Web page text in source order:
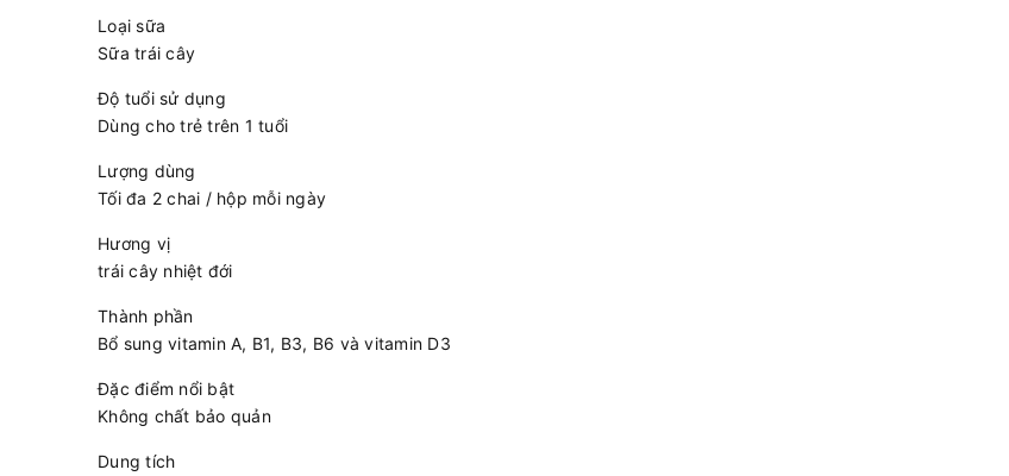
Loại sữa
Sữa trái cây
Độ tuổi sử dụng
Dùng cho trẻ trên 1 tuổi
Lượng dùng
Tối đa 2 chai / hộp mỗi ngày
Hương vị
trái cây nhiệt đới
Thành phần
Bổ sung vitamin A, B1, B3, B6 và vitamin D3
Đặc điểm nổi bật
Không chất bảo quản
Dung tích